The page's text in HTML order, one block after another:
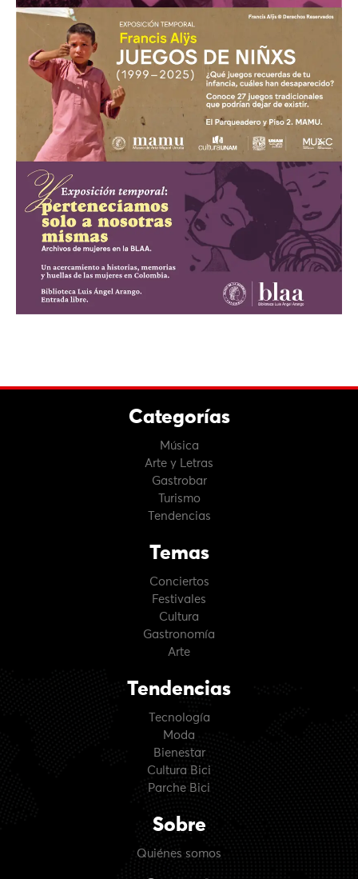
Categorías
Música
Arte y Letras
Gastrobar
Turismo
Tendencias
Temas
Conciertos
Festivales
Cultura
Gastronomía
Arte
Tendencias
Tecnología
Moda
Bienestar
Cultura Bici
Parche Bici
Sobre
Quiénes somos